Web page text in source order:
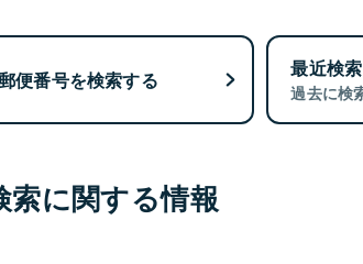
便番号を検索する 最近検
過去に検
索に関する情報